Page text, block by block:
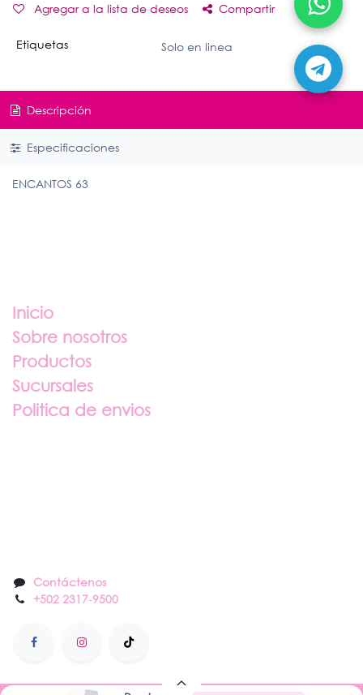
Agregar a la lista de deseos Compartir
Etiquetas Solo en linea
Descripción
Especificaciones
ENCANTOS 63
Inicio
Sobre nosotros
Productos
Sucursales
Politica de envios
Contáctenos
+502 2317-9500